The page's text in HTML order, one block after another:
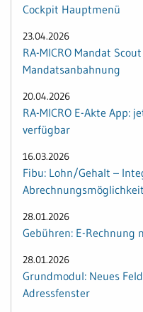
Cockpit Hauptmenü
23.04.2026
RA-MICRO Mandat
Mandatsanbahnung
20.04.2026
RA-MICRO E-Akte App:
verfügbar
16.03.2026
Fibu: Lohn/Gehalt –
28.01.2026
Gebühren: E-Rechnung
28.01.2026
Grundmodul: Neues
Adressfenster